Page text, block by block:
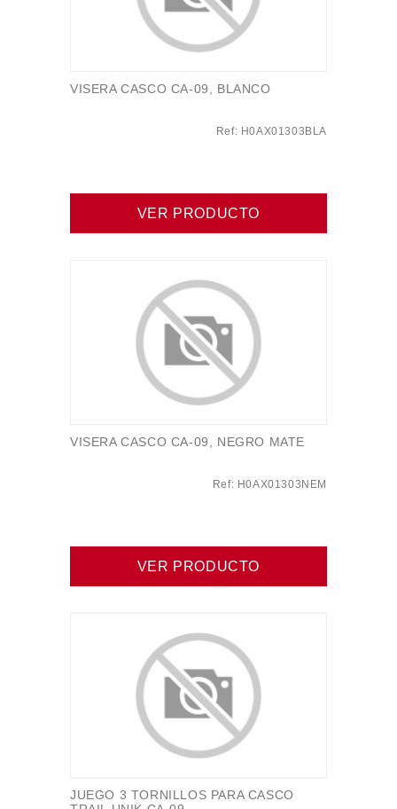
VISERA CASCO CA-09, BLANCO
Ref: H0AX01303BLA
VER PRODUCTO
VISERA CASCO CA-09, NEGRO MATE
Ref: H0AX01303NEM
VER PRODUCTO
JUEGO 3 TORNILLOS PARA CASCO